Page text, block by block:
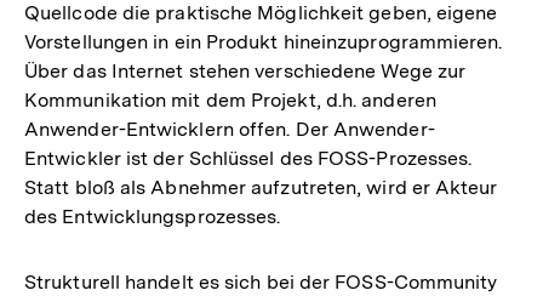
Quellcode die praktische Möglichkeit geben, eigene
Vorstellungen in ein Produkt hineinzuprogrammieren.
Über das Internet stehen verschiedene Wege zur
Kommunikation mit dem Projekt, d.h. anderen
Anwender-Entwicklern offen. Der Anwender-
Entwickler ist der Schlüssel des FOSS-Prozesses.
Statt bloß als Abnehmer aufzutreten, wird er Akteur
des Entwicklungsprozesses.
Strukturell handelt es sich bei der FOSS-Community